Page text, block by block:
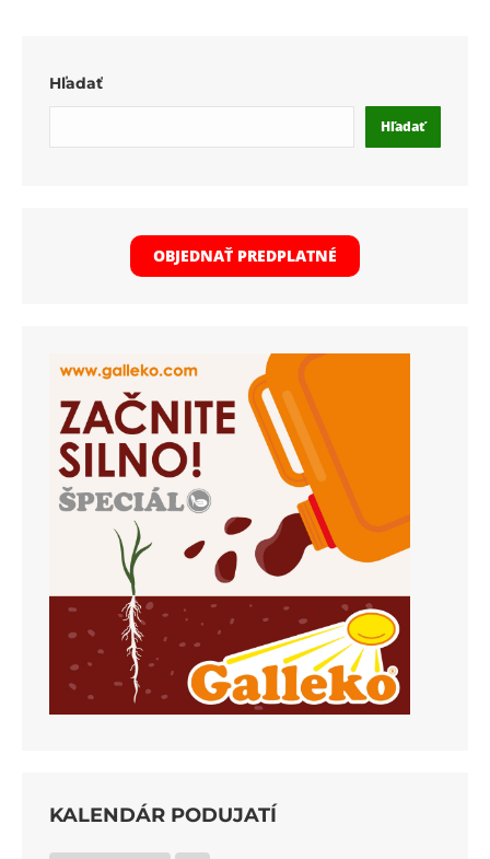
Hľadať
Hľadať
OBJEDNAŤ PREDPLATNÉ
KALENDÁR PODUJATÍ